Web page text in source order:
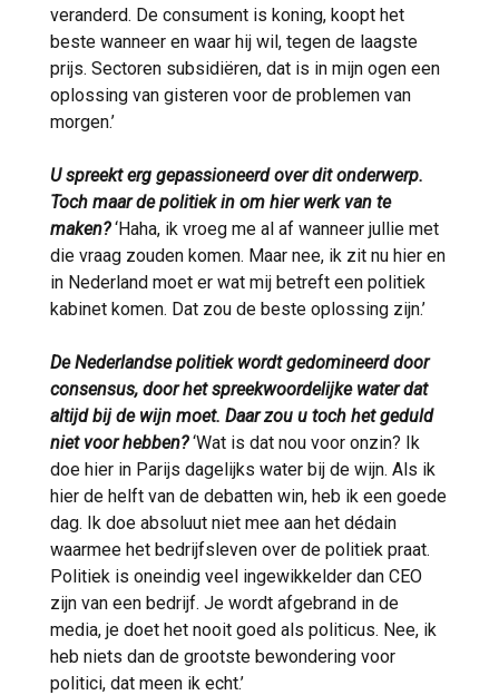
veranderd. De consument is koning, koopt het
beste wanneer en waar hij wil, tegen de laagste
prijs. Sectoren subsidiëren, dat is in mijn ogen een
oplossing van gisteren voor de problemen van
morgen.’
U spreekt erg gepassioneerd over dit onderwerp.
Toch maar de politiek in om hier werk van te
maken?‘Haha, ik vroeg me al af wanneer jullie met
die vraag zouden komen. Maar nee, ik zit nu hier en
in Nederland moet er wat mij betreft een politiek
kabinet komen. Dat zou de beste oplossing zijn.’
De Nederlandse politiek wordt gedomineerd door
consensus, door het spreekwoordelijke water dat
altijd bij de wijn moet. Daar zou u toch het geduld
niet voor hebben?‘Wat is dat nou voor onzin? Ik
doe hier in Parijs dagelijks water bij de wijn. Als ik
hier de helft van de debatten win, heb ik een goede
dag. Ik doe absoluut niet mee aan het dédain
waarmee het bedrijfsleven over de politiek praat.
Politiek is oneindig veel ingewikkelder dan CEO
zijn van een bedrijf. Je wordt afgebrand in de
media, je doet het nooit goed als politicus. Nee, ik
heb niets dan de grootste bewondering voor
politici, dat meen ik echt.’